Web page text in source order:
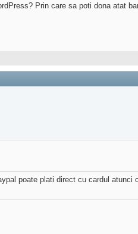
Prin care sa poti dona atat
poate plati direct cu cardul